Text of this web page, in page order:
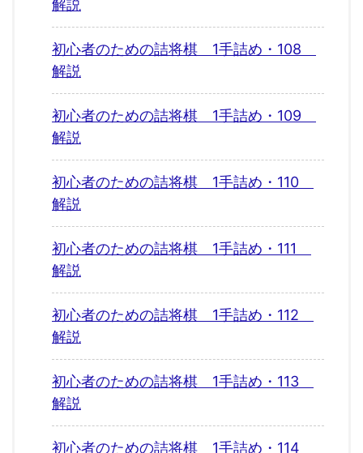
解説
初心者のための詰将棋 1手詰め・108
解説
初心者のための詰将棋 1手詰め・109
解説
初心者のための詰将棋 1手詰め・110
解説
初心者のための詰将棋 1手詰め・111
解説
初心者のための詰将棋 1手詰め・112
解説
初心者のための詰将棋 1手詰め・113
解説
初心者のための詰将棋 1手詰め・114